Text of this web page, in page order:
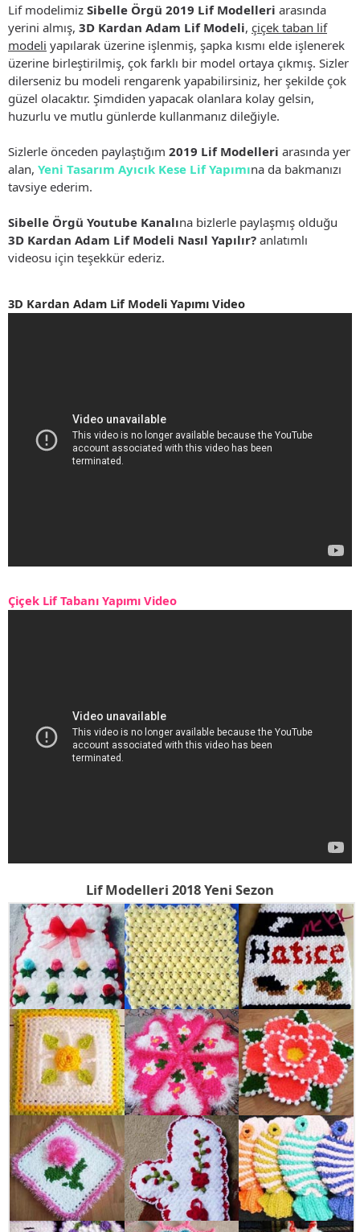
Lif modelimiz Sibelle Örgü 2019 Lif Modelleri arasında
yerini almış, 3D Kardan Adam Lif Modeli, çiçek taban lif
modeli yapılarak üzerine işlenmiş, şapka kısmı elde işlenerek
üzerine birleştirilmiş, çok farklı bir model ortaya çıkmış. Sizler
dilerseniz bu modeli rengarenk yapabilirsiniz, her şekilde çok
güzel olacaktır. Şimdiden yapacak olanlara kolay gelsin,
huzurlu ve mutlu günlerde kullanmanız dileğiyle.
Sizlerle önceden paylaştığım 2019 Lif Modelleri arasında yer
alan, Yeni Tasarım Ayıcık Kese Lif Yapımına da bakmanızı
tavsiye ederim.
Sibelle Örgü Youtube Kanalına bizlerle paylaşmış olduğu
3D Kardan Adam Lif Modeli Nasıl Yapılır? anlatımlı
videosu için teşekkür ederiz.
3D Kardan Adam Lif Modeli Yapımı Video
Çiçek Lif Tabanı Yapımı Video
Lif Modelleri 2018 Yeni Sezon